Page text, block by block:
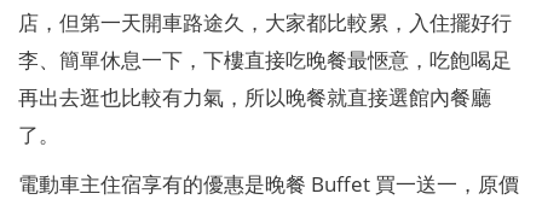
店，但第一天開車路途久，大家都比較累，入住擺好行
李、簡單休息一下，下樓直接吃晚餐最愜意，吃飽喝足
再出去逛也比較有力氣，所以晚餐就直接選館內餐廳
了。
電動車主住宿享有的優惠是晚餐 Buffet 買一送一，原價